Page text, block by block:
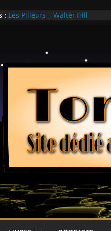
: Les Pilleurs – Walter Hill
Ça chauffe au lycée